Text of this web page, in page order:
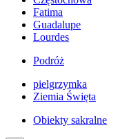
Fatima
Guadalupe
Lourdes
Podróż
pielgrzymka
Ziemia Święta
Obiekty sakralne